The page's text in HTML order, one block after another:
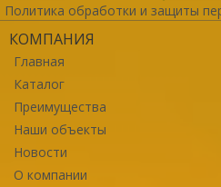
Политика обработки и защиты
КОМПАНИЯ
Главная
Каталог
Преимущества
Наши объекты
Новости
О компании